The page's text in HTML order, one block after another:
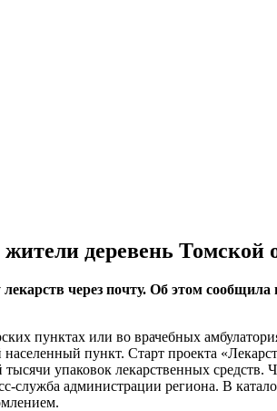
деревень Томской
через почту. Об этом
пунктах или во врачебных
пункт. Старт проекта
упаковок лекарственных
администрации региона. В